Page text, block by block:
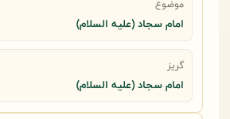
موضوع
امام سجاد (علیه السلام)
گریز
امام سجاد (علیه السلام)